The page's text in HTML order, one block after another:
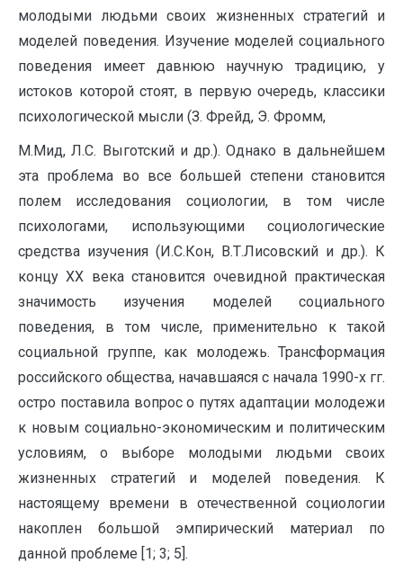
молодыми людьми своих жизненных стратегий и
моделей поведения. Изучение моделей социального
поведения имеет давнюю научную традицию, у
истоков которой стоят, в первую очередь, классики
психологической мысли (З. Фрейд, Э. Фромм,
М.Мид, Л.С. Выготский и др.). Однако в дальнейшем
эта проблема во все большей степени становится
полем исследования социологии, в том числе
психологами, использующими социологические
средства изучения (И.С.Кон, В.Т.Лисовский и др.). К
концу ХХ века становится очевидной практическая
значимость изучения моделей социального
поведения, в том числе, применительно к такой
социальной группе, как молодежь. Трансформация
российского общества, начавшаяся с начала 1990-х гг.
остро поставила вопрос о путях адаптации молодежи
к новым социально-экономическим и политическим
условиям, о выборе молодыми людьми своих
жизненных стратегий и моделей поведения. К
настоящему времени в отечественной социологии
накоплен большой эмпирический материал по
данной проблеме [1; 3; 5].